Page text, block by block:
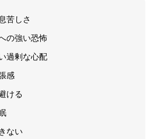
苦しさ
の強い恐怖
過剰な心配
感
ける
ない